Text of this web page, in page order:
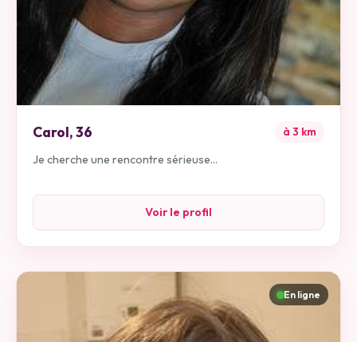
Carol,36 à 3 km
Je cherche une rencontre sérieuse...
Voir le profil
En ligne